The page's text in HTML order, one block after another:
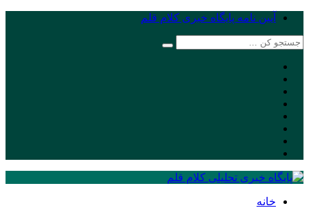
آیین نامه پایگاه خبری کلام قلم
خانه